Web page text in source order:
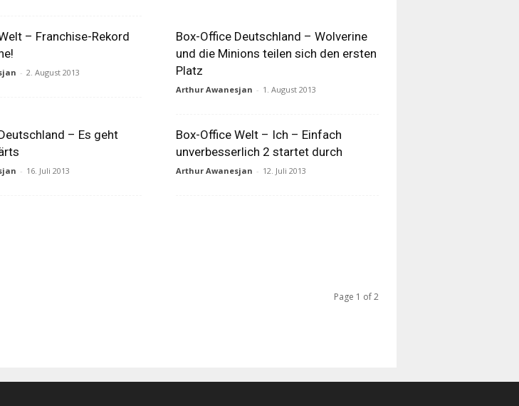
– Franchise-Rekord
- 2. August 2013
Box-Office Deutschland – Wolverine
und die Minions teilen sich den ersten
Platz
Arthur Awanesjan - 1. August 2013
– Es geht
- 16. Juli 2013
Box-Office Welt – Ich – Einfach
unverbesserlich 2 startet durch
Arthur Awanesjan - 12. Juli 2013
Page 1 of 2